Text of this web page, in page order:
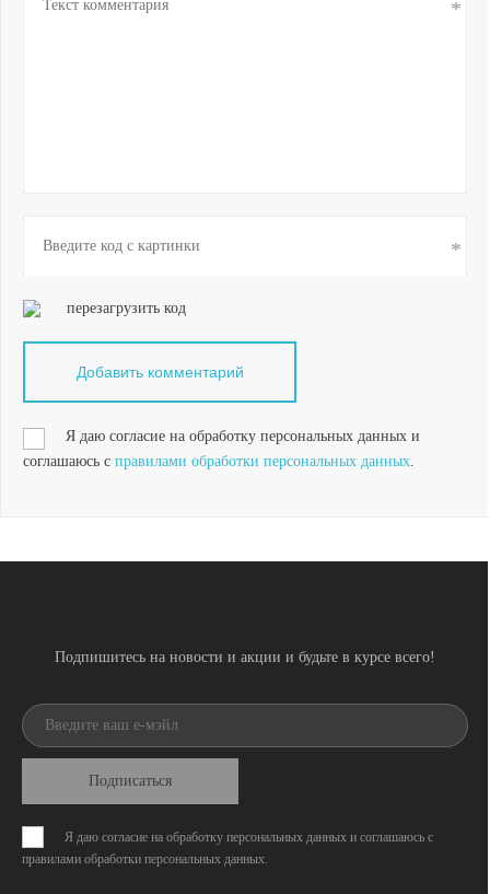
перезагрузить код
Я даю согласие на обработку персональных данных и
соглашаюсь с правилами обработки персональных данных
Подпишитесь на новости и акции и будьте в курсе всего!
Подписаться
Я даю согласие на обработку персональных данных и соглашаюсь с
правилами обработки персональных данных.